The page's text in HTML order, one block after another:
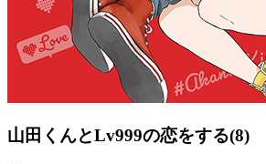
山田くんとLv999の恋をする(8)